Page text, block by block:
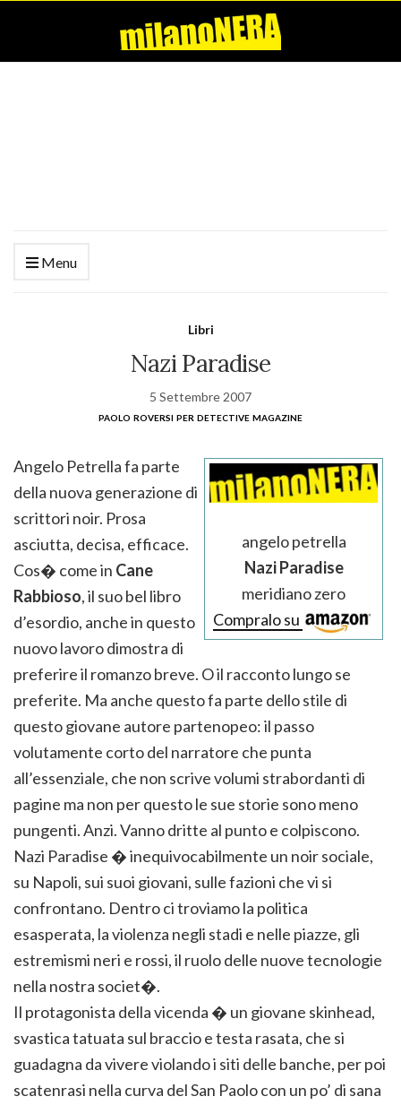
Menu
Libri
Nazi Paradise
5 Settembre 2007
paolo roversi per detective magazine
angelo petrella
Nazi Paradise
meridiano zero
Compralo su
Angelo Petrella fa parte
della nuova generazione di
scrittori noir. Prosa
asciutta, decisa, efficace.
Cos� come in Cane
Rabbioso, il suo bel libro
d’esordio, anche in questo
nuovo lavoro dimostra di
preferire il romanzo breve. O il racconto lungo se
preferite. Ma anche questo fa parte dello stile di
questo giovane autore partenopeo: il passo
volutamente corto del narratore che punta
all’essenziale, che non scrive volumi strabordanti di
pagine ma non per questo le sue storie sono meno
pungenti. Anzi. Vanno dritte al punto e colpiscono.
Nazi Paradise � inequivocabilmente un noir sociale,
su Napoli, sui suoi giovani, sulle fazioni che vi si
confrontano. Dentro ci troviamo la politica
esasperata, la violenza negli stadi e nelle piazze, gli
estremismi neri e rossi, il ruolo delle nuove tecnologie
nella nostra societ�.
Il protagonista della vicenda � un giovane skinhead,
svastica tatuata sul braccio e testa rasata, che si
guadagna da vivere violando i siti delle banche, per poi
scatenrasi nella curva del San Paolo con un po’ di sana